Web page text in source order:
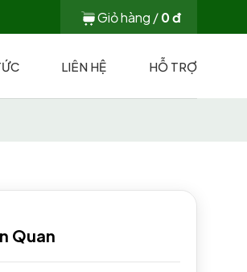
Giỏ hàng /0đ
LIÊN HỆ HỖ TRỢ
Quan